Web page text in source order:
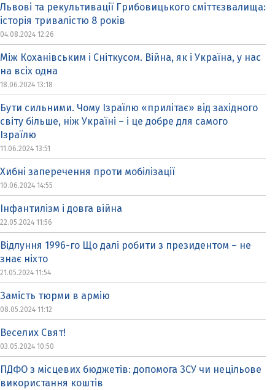
Львові та рекультивації Грибовицького сміттєзвалища:
історія тривалістю 8 років
04.08.2024 12:26
Між Коханівським і Сніткусом. Війна, як і Україна, у нас
на всіх одна
18.06.2024 13:18
Бути сильними. Чому Ізраїлю «прилітає» від західного
світу більше, ніж Україні – і це добре для самого
Ізраїлю
11.06.2024 13:51
Хибні заперечення проти мобілізації
10.06.2024 14:55
Інфантилізм і довга війна
22.05.2024 11:56
Відлуння 1996-го Що далі робити з президентом – не
знає ніхто
21.05.2024 11:54
Замість тюрми в армію
08.05.2024 11:12
Веселих Свят!
03.05.2024 10:50
ПДФО з місцевих бюджетів: допомога ЗСУ чи нецільове
використання коштів